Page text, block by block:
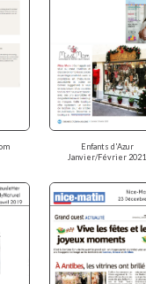
Enfants d'Azur
Janvier/Février 2021